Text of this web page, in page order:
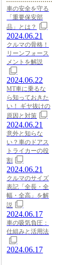
車の安全を守る
「重要保安部
品」とは？
2024.06.21
クルマの骨格！
リーンフォース
メントを解説
2024.06.22
MT車に乗るな
ら知っておきた
い！ ギヤ抜けの
原因と対策
2024.06.21
意外と知らな
い？車のドアス
トライカーの役
割
2024.06.21
クルマのサイズ
表記「全長・全
幅・全高」を解
説
2024.06.17
車の吸気負圧：
仕組みと活用法
2024.06.17